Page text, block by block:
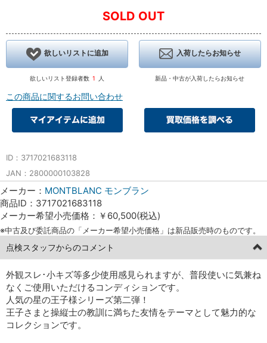
SOLD OUT
欲しいリストに追加
欲しいリスト登録者数 1 人
入荷したらお知らせ
新品・中古が入荷したらお知らせ
この商品に関するお問い合わせ
ID：3717021683118
JAN：2800000103828
メーカー： MONTBLANC モンブラン
商品ID：3717021683118
メーカー希望小売価格：￥60,500(税込)
※中古及び委託商品の「メーカー希望小売価格」は新品販売時のものです。
点検スタッフからのコメント
外観スレ･小キズ等多少使用感見られますが、普段使いに気兼ね
なくご使用いただけるコンディションです。
人気の星の王子様シリーズ第二弾！
王子さまと操縦士の教訓に満ちた友情をテーマとして魅力的な
コレクションです。